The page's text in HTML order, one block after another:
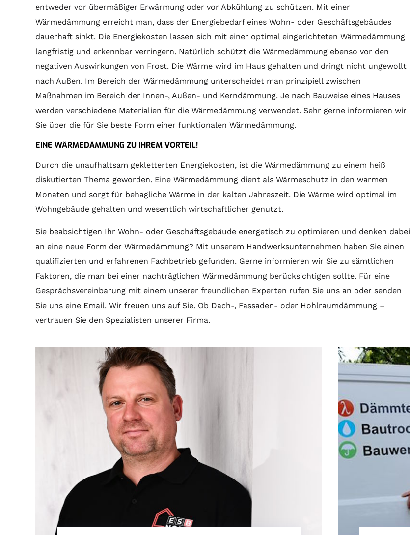
entweder vor übermäßiger Erwärmung oder vor Abkühlung zu schützen. Mit einer
Wärmedämmung erreicht man, dass der Energiebedarf eines Wohn- oder Geschäftsgebäudes
dauerhaft sinkt. Die Energiekosten lassen sich mit einer optimal eingerichteten Wärmedämmung
langfristig und erkennbar verringern. Natürlich schützt die Wärmedämmung ebenso vor den
negativen Auswirkungen von Frost. Die Wärme wird im Haus gehalten und dringt nicht ungewollt
nach Außen. Im Bereich der Wärmedämmung unterscheidet man prinzipiell zwischen
Maßnahmen im Bereich der Innen-, Außen- und Kerndämmung. Je nach Bauweise eines Hauses
werden verschiedene Materialien für die Wärmedämmung verwendet. Sehr gerne informieren wir
Sie über die für Sie beste Form einer funktionalen Wärmedämmung.
EINE WÄRMEDÄMMUNG ZU IHREM VORTEIL!
Durch die unaufhaltsam gekletterten Energiekosten, ist die Wärmedämmung zu einem heiß
diskutierten Thema geworden. Eine Wärmedämmung dient als Wärmeschutz in den warmen
Monaten und sorgt für behagliche Wärme in der kalten Jahreszeit. Die Wärme wird optimal im
Wohngebäude gehalten und wesentlich wirtschaftlicher genutzt.
Sie beabsichtigen Ihr Wohn- oder Geschäftsgebäude energetisch zu optimieren und denken dabei
an eine neue Form der Wärmedämmung? Mit unserem Handwerksunternehmen haben Sie einen
qualifizierten und erfahrenen Fachbetrieb gefunden. Gerne informieren wir Sie zu sämtlichen
Faktoren, die man bei einer nachträglichen Wärmedämmung berücksichtigen sollte. Für eine
Gesprächsvereinbarung mit einem unserer freundlichen Experten rufen Sie uns an oder senden
Sie uns eine Email. Wir freuen uns auf Sie. Ob Dach-, Fassaden- oder Hohlraumdämmung –
vertrauen Sie den Spezialisten unserer Firma.